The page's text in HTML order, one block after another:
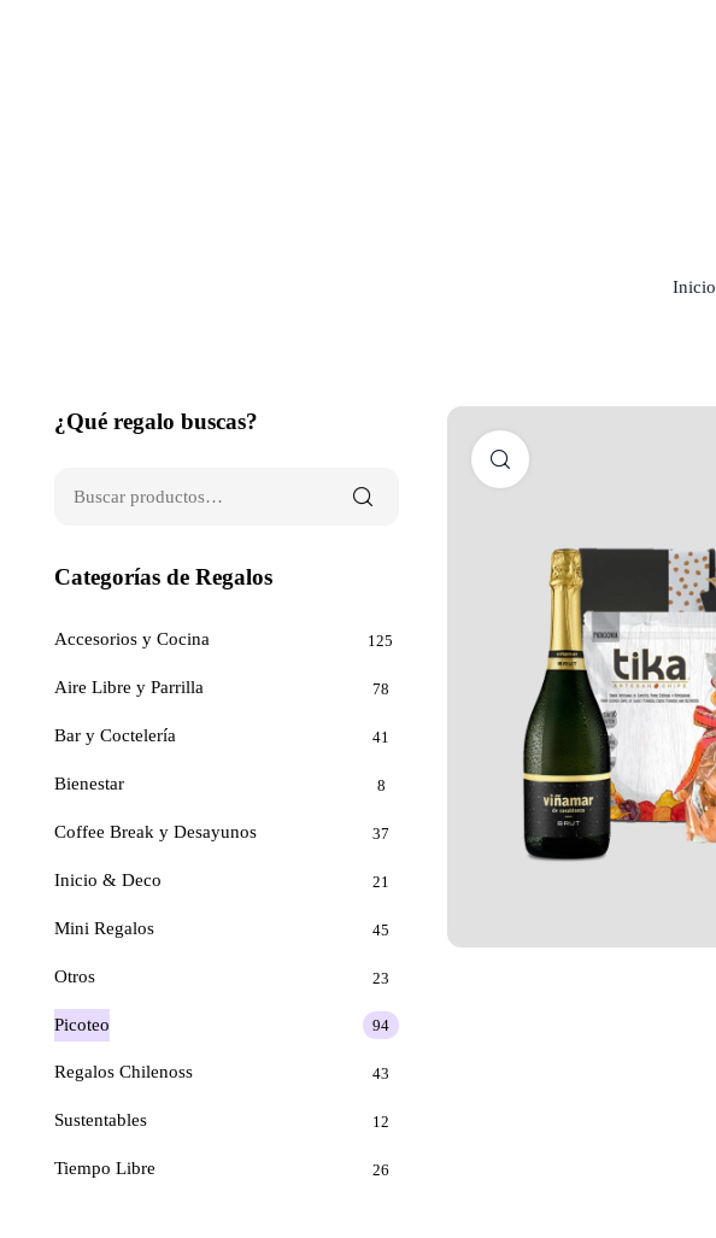
Inicio
¿Qué regalo buscas?
Categorías de Regalos
Accesorios y Cocina 125
Aire Libre y Parrilla 78
Bar y Coctelería 41
Bienestar 8
Coffee Break y Desayunos 37
Inicio & Deco 21
Mini Regalos 45
Otros 23
Picoteo 94
Regalos Chilenoss 43
Sustentables 12
Tiempo Libre 26